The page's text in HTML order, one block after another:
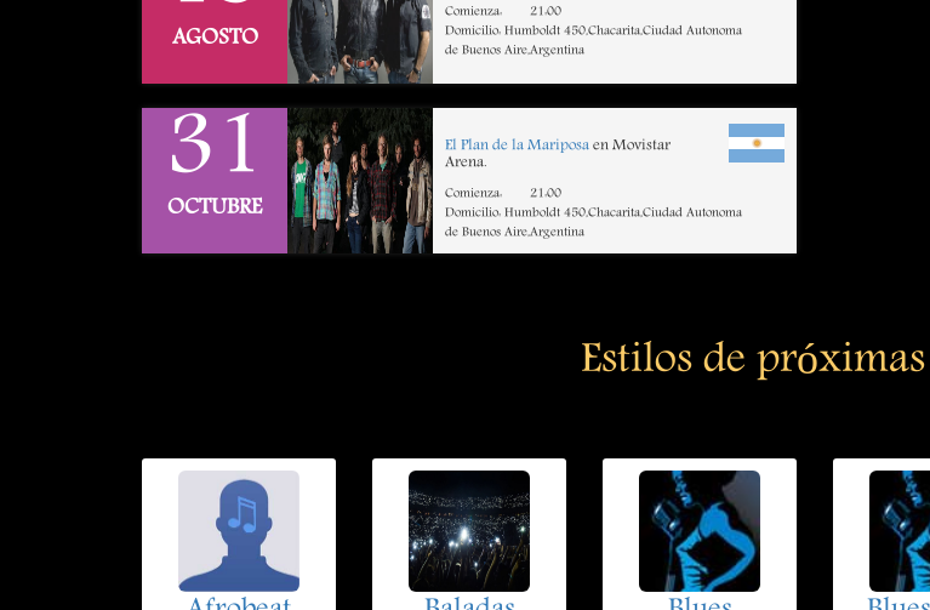
AGOSTO
Comienza:
21:00
Domicilio: Humboldt 450,Chacarita,Ciudad Autonoma
de Buenos Aire,Argentina
31
OCTUBRE
El Plan de la Mariposaen Movistar
Arena.
Comienza:
21:00
Domicilio: Humboldt 450,Chacarita,Ciudad Autonoma
de Buenos Aire,Argentina
Estilos de